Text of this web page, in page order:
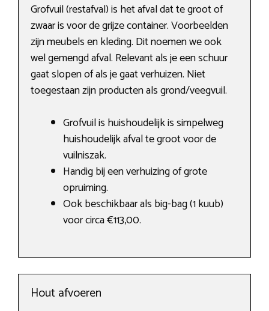
Grofvuil (restafval) is het afval dat te groot of
zwaar is voor de grijze container. Voorbeelden
zijn meubels en kleding. Dit noemen we ook
wel gemengd afval. Relevant als je een schuur
gaat slopen of als je gaat verhuizen. Niet
toegestaan zijn producten als grond/veegvuil.
Grofvuil is huishoudelijk is simpelweg
huishoudelijk afval te groot voor de
vuilniszak.
Handig bij een verhuizing of grote
opruiming.
Ook beschikbaar als big-bag (1 kuub)
voor circa €113,00.
Hout afvoeren